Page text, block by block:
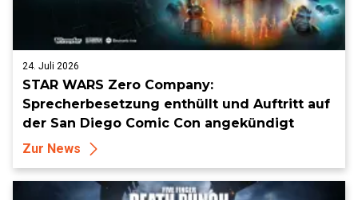
24. Juli 2026
STAR WARS Zero Company:
Sprecherbesetzung enthüllt und Auftritt auf
der San Diego Comic Con angekündigt
Zur News